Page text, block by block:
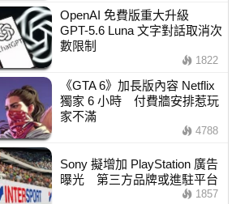
OpenAI 免費版重大升級
GPT-5.6 Luna 文字對話取消次
數限制
1822
《GTA 6》加長版內容 Netflix
獨家 6 小時 付費牆安排惹玩
家不滿
4788
Sony 擬增加 PlayStation 廣告
曝光 第三方品牌或進駐平台
1857